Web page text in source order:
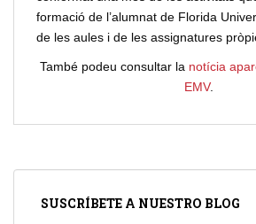
formació de l’alumnat de Florida
de les aules i de les assignatures
També podeu consultar la notícia
EMV.
SUSCRÍBETE A NUESTRO BLOG